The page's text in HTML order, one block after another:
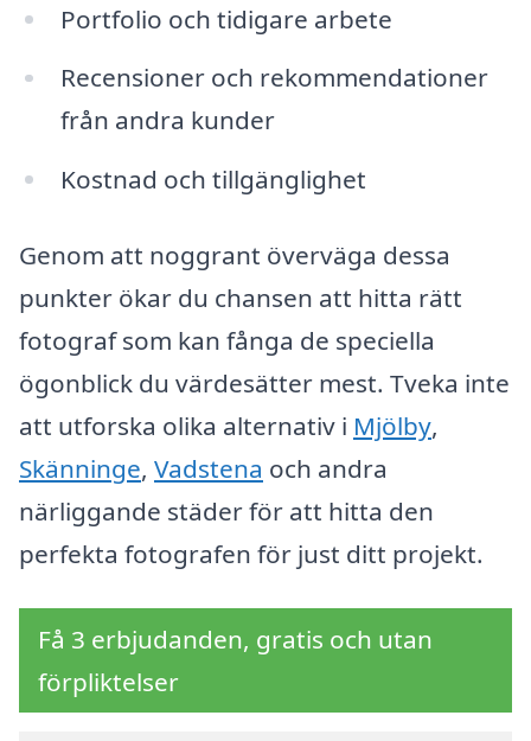
Portfolio och tidigare arbete
Recensioner och rekommendationer
från andra kunder
Kostnad och tillgänglighet
Genom att noggrant överväga dessa
punkter ökar du chansen att hitta rätt
fotograf som kan fånga de speciella
ögonblick du värdesätter mest. Tveka inte
att utforska olika alternativ i Mjölby,
Skänninge, Vadstena och andra
närliggande städer för att hitta den
perfekta fotografen för just ditt projekt.
Få 3 erbjudanden, gratis och utan
förpliktelser